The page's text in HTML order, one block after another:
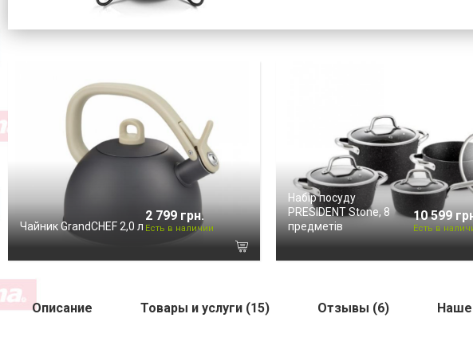
Чайник GrandCHEF 2,0 л
2 799 грн.
Есть в наличии
Набір посуду
PRESIDENT Stone, 8
предметів
10 599
Есть в
Описание Товары и услуги (15) Отзывы (6) Наше